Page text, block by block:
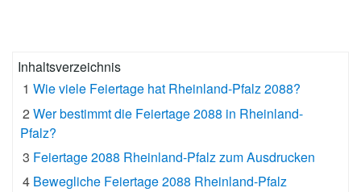
Inhaltsverzeichnis
1 Wie viele Feiertage hat Rheinland-Pfalz 2088?
2 Wer bestimmt die Feiertage 2088 in Rheinland-
Pfalz?
3 Feiertage 2088 Rheinland-Pfalz zum Ausdrucken
4 Bewegliche Feiertage 2088 Rheinland-Pfalz